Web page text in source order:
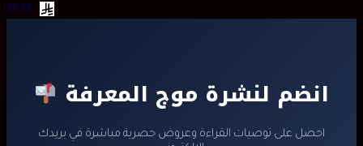
انضم لنشرة موج المعرفة
احصل على توصيات القراءة وعروض حصرية مباشرة في بريدك